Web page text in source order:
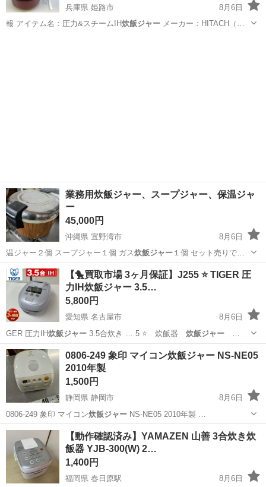
兵庫県 姫路市
8月6日
報 アイテム名：圧力&スチームIH炊飯ジャーメーカー：HITACH（ヒ
業務用炊飯ジャー、スープジャー、保温ジャ
ー
45,000円
沖縄県 宜野湾市
8月6日
温ジャー２個 スープジャー１個 ガス炊飯ジャー１個 セット売りで
す！
沖縄 宜野湾市 調理器具
【🐤買取市場 3ヶ月保証】J255 ⭐ TIGER 圧
力IH炊飯ジャー 3.5…
5,800円
愛知県 名古屋市
8月6日
GER 圧力IH炊飯ジャー3.5合炊き … 5 ⭐ 炊飯器 炊飯ジャー
TIGER I…
愛知 名古屋市 キッチン家電 TIGER
0806-249 象印 マイコン炊飯ジャー NS-NE05
2010年製
1,500円
静岡県 静岡市
8月6日
0806-249 象印 マイコン炊飯ジャー
静岡 静岡市 キッチン家電
【動作確認済み】YAMAZEN 山善 3合炊き炊
飯器 YJB-300(W) 2…
1,400円
福岡県 春日原駅
8月6日